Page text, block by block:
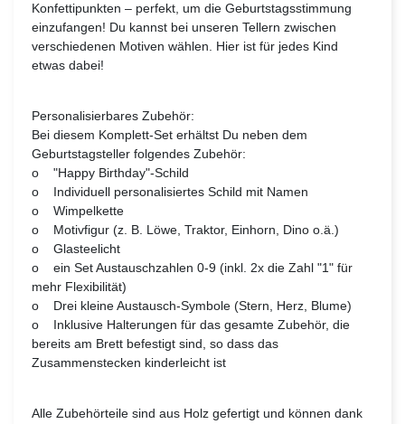
Konfettipunkten – perfekt, um die Geburtstagsstimmung
einzufangen! Du kannst bei unseren Tellern zwischen
verschiedenen Motiven wählen. Hier ist für jedes Kind
etwas dabei!
Personalisierbares Zubehör:
Bei diesem Komplett-Set erhältst Du neben dem
Geburtstagsteller folgendes Zubehör:
o "Happy Birthday"-Schild
o Individuell personalisiertes Schild mit Namen
o Wimpelkette
o Motivfigur (z. B. Löwe, Traktor, Einhorn, Dino o.ä.)
o Glasteelicht
o ein Set Austauschzahlen 0-9 (inkl. 2x die Zahl "1" für
mehr Flexibilität)
o Drei kleine Austausch-Symbole (Stern, Herz, Blume)
o Inklusive Halterungen für das gesamte Zubehör, die
bereits am Brett befestigt sind, so dass das
Zusammenstecken kinderleicht ist
Alle Zubehörteile sind aus Holz gefertigt und können dank